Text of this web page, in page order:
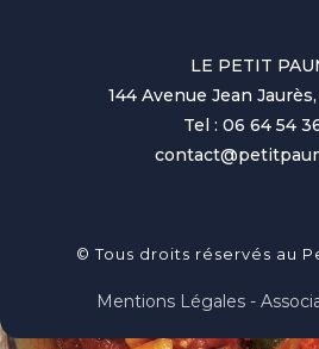
LE PETIT
144 Avenue Jean
Tel : 06 64 54
© Tous droits réservés au
Mentions Légales -